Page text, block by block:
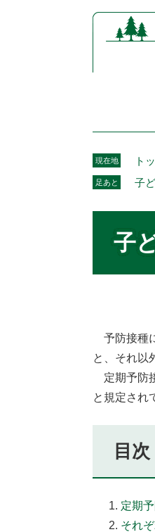
現在地 ト
足あと 子
子
予防接種
と、それ以
定期予防
と規定され
目次
定期
それ